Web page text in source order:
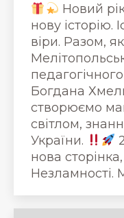
Новий
нову історію.
віри. Разом,
Богдана
створюємо
світлом,
України.
нова
Незламності.